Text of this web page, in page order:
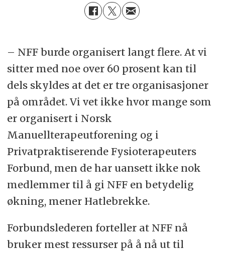
– NFF burde organisert langt flere. At vi
sitter med noe over 60 prosent kan til
dels skyldes at det er tre organisasjoner
på området. Vi vet ikke hvor mange som
er organisert i Norsk
Manuellterapeutforening og i
Privatpraktiserende Fysioterapeuters
Forbund, men de har uansett ikke nok
medlemmer til å gi NFF en betydelig
økning, mener Hatlebrekke.
Forbundslederen forteller at NFF nå
bruker mest ressurser på å nå ut til